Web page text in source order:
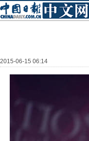
2015-06-15 06:14